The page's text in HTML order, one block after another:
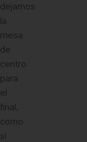
dejamos
la
mesa
de
centro
para
el
final,
como
si